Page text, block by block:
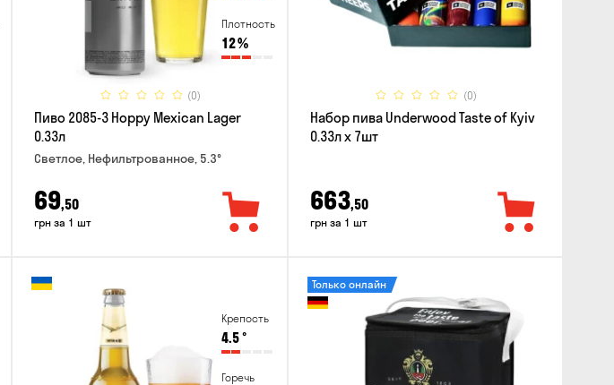
Плотность
12%
(0)
Пиво 2085-3 Hoppy Mexican Lager
0.33л
Светлое, Нефильтрованное, 5.3°
69,50
грн за 1 шт
(0)
Набор пива Underwood Taste of Kyiv
0.33л x 7шт
663,50
грн за 1 шт
Крепость
4.5°
Горечь
Только онлайн